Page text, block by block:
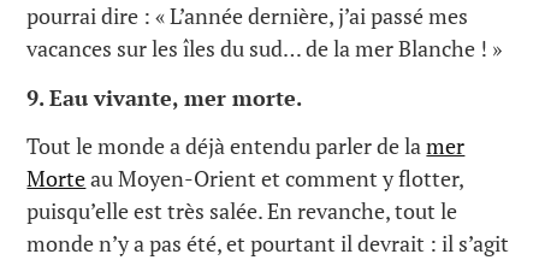
pourrai dire : « L’année dernière, j’ai passé mes
vacances sur les îles du sud… de la mer Blanche ! »
9.Eau vivante, mer morte.
Tout le monde a déjà entendu parler de lamer
Morteau Moyen-Orient et comment y flotter,
puisqu’elle est très salée. En revanche, tout le
monde n’y a pas été, et pourtant il devrait : il s’agit